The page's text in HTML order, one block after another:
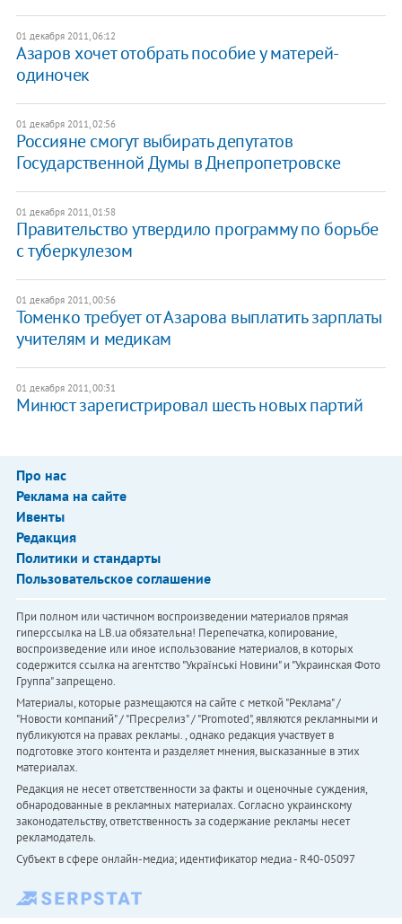
01 декабря 2011, 06:12
Азаров хочет отобрать пособие у матерей-
одиночек
01 декабря 2011, 02:56
Россияне смогут выбирать депутатов
Государственной Думы в Днепропетровске
01 декабря 2011, 01:58
​Правительство утвердило программу по борьбе
с туберкулезом
01 декабря 2011, 00:56
Томенко требует от Азарова выплатить зарплаты
учителям и медикам
01 декабря 2011, 00:31
​Минюст зарегистрировал шесть новых партий
Про нас
Реклама на сайте
Ивенты
Редакция
Политики и стандарты
Пользовательское соглашение
При полном или частичном воспроизведении материалов прямая
гиперссылка на LB.ua обязательна! Перепечатка, копирование,
воспроизведение или иное использование материалов, в которых
содержится ссылка на агентство "Українськi Новини" и "Украинская Фото
Группа" запрещено.
Материалы, которые размещаются на сайте с меткой "Реклама" /
"Новости компаний" / "Пресрелиз" / "Promoted", являются рекламными и
публикуются на правах рекламы. , однако редакция участвует в
подготовке этого контента и разделяет мнения, высказанные в этих
материалах.
Редакция не несет ответственности за факты и оценочные суждения,
обнародованные в рекламных материалах. Согласно украинскому
законодательству, ответственность за содержание рекламы несет
рекламодатель.
Субъект в сфере онлайн-медиа; идентификатор медиа - R40-05097